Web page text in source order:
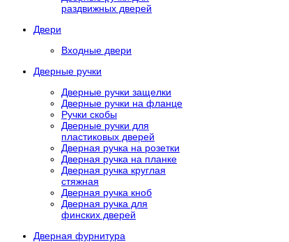
раздвижных дверей
Двери
Входные двери
Дверные ручки
Дверные ручки защелки
Дверные ручки на фланце
Ручки скобы
Дверные ручки для
пластиковых дверей
Дверная ручка на розетки
Дверная ручка на планке
Дверная ручка круглая
стяжная
Дверная ручка кноб
Дверная ручка для
финских дверей
Дверная фурнитура